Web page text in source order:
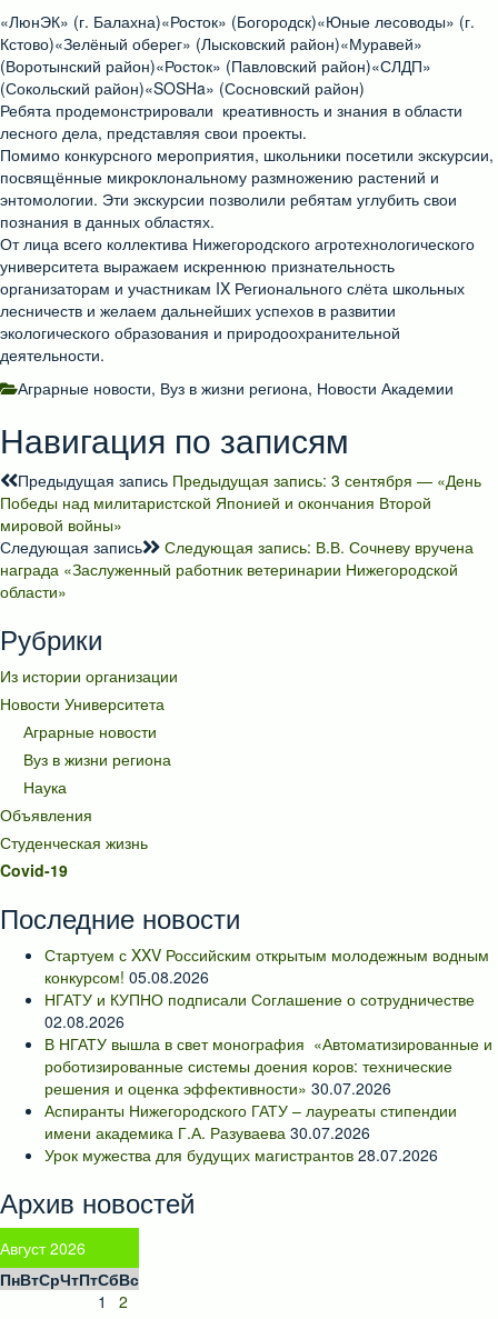
«ЛюнЭК» (г. Балахна)«Росток» (Богородск)«Юные лесоводы» (г.
Кстово)«Зелёный оберег» (Лысковский район)«Муравей»
(Воротынский район)«Росток» (Павловский район)«СЛДП»
(Сокольский район)«SOSHa» (Сосновский район)
Ребята продемонстрировали креативность и знания в области
лесного дела, представляя свои проекты.
Помимо конкурсного мероприятия, школьники посетили экскурсии,
посвящённые микроклональному размножению растений и
энтомологии. Эти экскурсии позволили ребятам углубить свои
познания в данных областях.
От лица всего коллектива Нижегородского агротехнологического
университета выражаем искреннюю признательность
организаторам и участникам IX Регионального слёта школьных
лесничеств и желаем дальнейших успехов в развитии
экологического образования и природоохранительной
деятельности.
Аграрные новости, Вуз в жизни региона, Новости Академии
Навигация по записям
Предыдущая запись Предыдущая запись: 3 сентября — «День
Победы над милитаристской Японией и окончания Второй
мировой войны»
Следующая запись
Следующая запись: В.В. Сочневу вручена
награда «Заслуженный работник ветеринарии Нижегородской
области»
Рубрики
Из истории организации
Новости Университета
Аграрные новости
Вуз в жизни региона
Наука
Объявления
Студенческая жизнь
Covid-19
Последние новости
Стартуем с XXV Российским открытым молодежным водным
конкурсом! 05.08.2026
НГАТУ и КУПНО подписали Соглашение о сотрудничестве
02.08.2026
В НГАТУ вышла в свет монография «Автоматизированные и
роботизированные системы доения коров: технические
решения и оценка эффективности» 30.07.2026
Аспиранты Нижегородского ГАТУ – лауреаты стипендии
имени академика Г.А. Разуваева 30.07.2026
Урок мужества для будущих магистрантов 28.07.2026
Архив новостей
Август 2026
ПнВтСрЧтПтСбВс
1
2